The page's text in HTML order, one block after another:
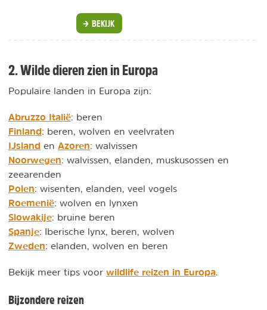
BEKIJK
2. Wilde dieren zien in Europa
Populaire landen in Europa zijn:
Abruzzo Italië: beren
Finland: beren, wolven en veelvraten
IJsland en Azoren: walvissen
Noorwegen: walvissen, elanden, muskusossen en
zeearenden
Polen: wisenten, elanden, veel vogels
Roemenië: wolven en lynxen
Slowakije: bruine beren
Spanje: Iberische lynx, beren, wolven
Zweden: elanden, wolven en beren
Bekijk meer tips voor wildlife reizen in Europa.
Bijzondere reizen